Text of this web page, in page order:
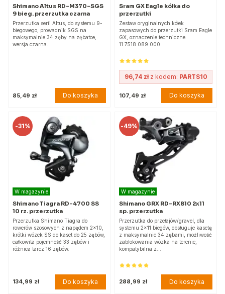
Shimano Altus RD-M370-SGS
9 bieg. przerzutka czarna
Przerzutka serii Altus, do systemu 9-
biegowego, prowadnik SGS na
maksymalnie 34 zęby na zębatce,
wersja czarna.
85,49 zł Do koszyka
Sram GX Eagle kółka do
przerzutki
Zestaw oryginalnych kółek
zapasowych do przerzutki Sram Eagle
GX, oznaczenie techniczne
11.7518.089.000.
96,74 złz kodem: PARTS10
107,49 zł Do koszyka
-31%
W magazynie
Shimano Tiagra RD-4700 SS
10 rz. przerzutka
Przerzutka Shimano Tiagra do
rowerów szosowych z napędem 2x10,
krótki wózek SS do kaset do 25 zębów,
całkowita pojemność 33 zębów i
różnica tarcz 16 zębów.
134,99 zł Do koszyka
-49%
W magazynie
Shimano GRX RD-RX810 2x11
sp. przerzutka
Przerzutka do przełajów/gravel, dla
systemu 2x11 biegów, obsługuje kasetę
z maksymalnie 34 zębami, możliwość
zablokowania wózka na terenie,
kompatybilna z…
288,99 zł Do koszyka